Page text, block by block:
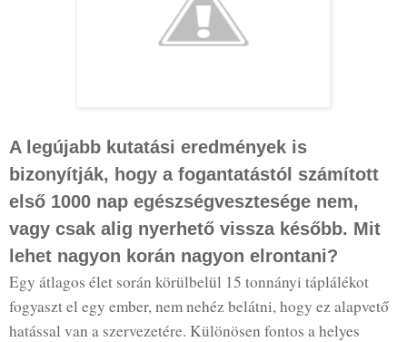
A legújabb kutatási eredmények is
bizonyítják, hogy a fogantatástól számított
első 1000 nap egészségvesztesége nem,
vagy csak alig nyerhető vissza később. Mit
lehet nagyon korán nagyon elrontani?
Egy átlagos élet során körülbelül 15 tonnányi táplálékot
fogyaszt el egy ember, nem nehéz belátni, hogy ez alapvető
hatással van a szervezetére. Különösen fontos a helyes